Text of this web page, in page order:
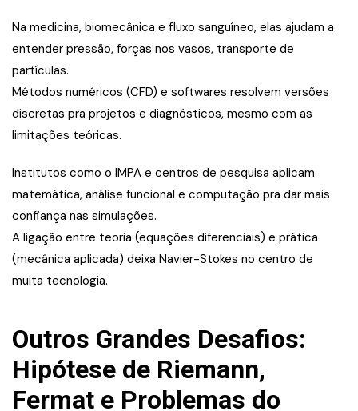
Na medicina, biomecânica e fluxo sanguíneo, elas ajudam a
entender pressão, forças nos vasos, transporte de
partículas.
Métodos numéricos (CFD) e softwares resolvem versões
discretas pra projetos e diagnósticos, mesmo com as
limitações teóricas.
Institutos como o IMPA e centros de pesquisa aplicam
matemática, análise funcional e computação pra dar mais
confiança nas simulações.
A ligação entre teoria (equações diferenciais) e prática
(mecânica aplicada) deixa Navier-Stokes no centro de
muita tecnologia.
Outros Grandes Desafios:
Hipótese de Riemann,
Fermat e Problemas do